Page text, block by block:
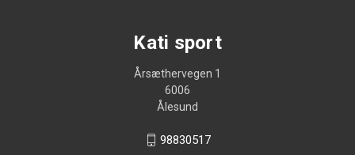
Kati sport
Årsæthervegen 1
6006
Ålesund
98830517